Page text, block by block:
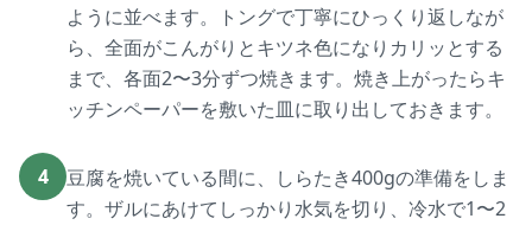
ように並べます。トングで丁寧にひっくり返しなが
ら、全面がこんがりとキツネ色になりカリッとする
まで、各面2〜3分ずつ焼きます。焼き上がったらキ
ッチンペーパーを敷いた皿に取り出しておきます。
4
豆腐を焼いている間に、しらたき400gの準備をしま
す。ザルにあけてしっかり水気を切り、冷水で1〜2